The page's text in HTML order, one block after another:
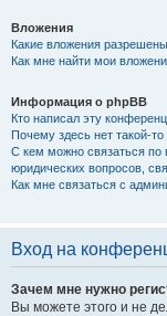
Вложения
Какие вложения
Как мне найти мои
Информация о phpBB
Кто написал эту
Почему здесь нет такой-
С кем можно связаться по
юридических вопросов,
Как мне связаться с
Вход на
Зачем мне нужно
Вы можете этого и не